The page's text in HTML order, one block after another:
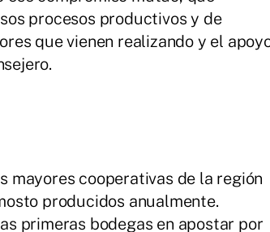
procesos productivos y de
que vienen realizando y el
mayores cooperativas de la región
producidos anualmente.
primeras bodegas en apostar por